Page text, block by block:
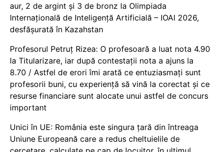
aur, 2 de argint și 3 de bronz la Olimpiada
Internațională de Inteligență Artificială – IOAI 2026,
desfășurată în Kazahstan
Profesorul Petruț Rizea: O profesoară a luat nota 4.90
la Titularizare, iar după contestații nota a ajuns la
8.70 / Astfel de erori îmi arată ce entuziasmați sunt
profesorii buni, cu experiență să vină la corectat și ce
resurse financiare sunt alocate unui astfel de concurs
important
Unici în UE: România este singura țară din întreaga
Uniune Europeană care a redus cheltuielile de